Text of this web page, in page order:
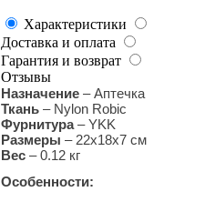
Характеристики
Доставка и оплата
Гарантия и возврат
Отзывы
Назначение – Аптечка
Ткань – Nylon Robic
Фурнитура– YKK
Размеры – 22х18х7 см
Вес – 0.12 кг
Особенности: